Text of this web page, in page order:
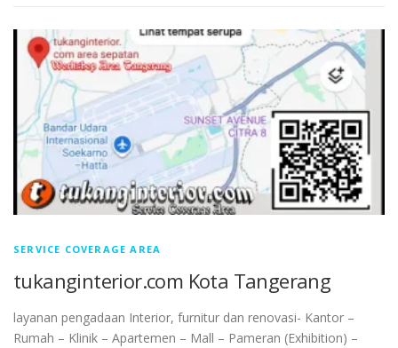
SERVICE COVERAGE AREA
tukanginterior.com Kota Tangerang
layanan pengadaan Interior, furnitur dan renovasi- Kantor –
Rumah – Klinik – Apartemen – Mall – Pameran (Exhibition) –